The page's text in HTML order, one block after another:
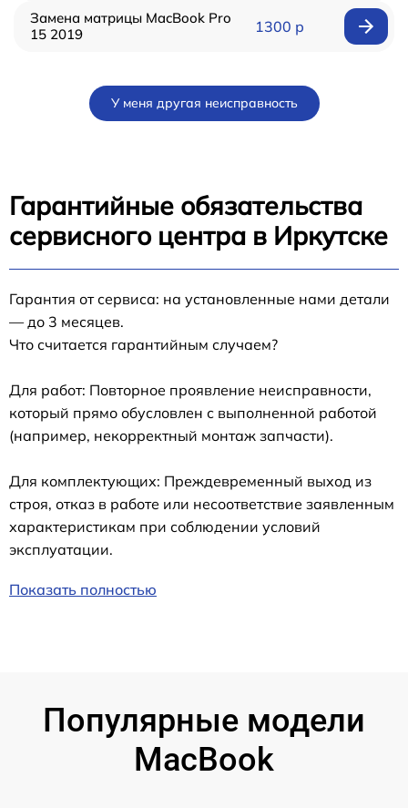
Замена матрицы MacBook Pro
15 2019
1300 р
У меня другая неисправность
Гарантийные обязательства
сервисного центра в Иркутске
Гарантия от сервиса: на установленные нами детали
— до 3 месяцев.
Что считается гарантийным случаем?
Для работ: Повторное проявление неисправности,
который прямо обусловлен с выполненной работой
(например, некорректный монтаж запчасти).
Для комплектующих: Преждевременный выход из
строя, отказ в работе или несоответствие заявленным
характеристикам при соблюдении условий
эксплуатации.
Показать полностью
Популярные модели
MacBook